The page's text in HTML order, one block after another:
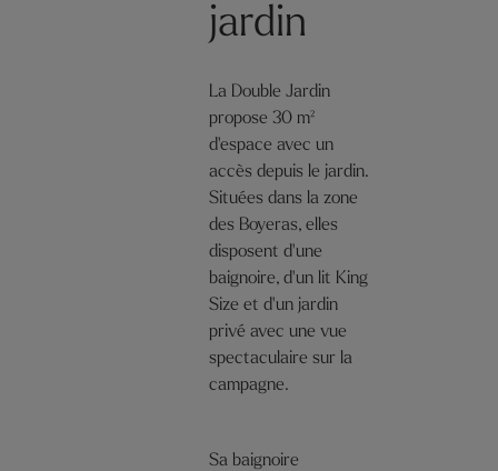
jardin
La Double Jardin
propose 30 m²
d'espace avec un
accès depuis le jardin.
Situées dans la zone
des Boyeras, elles
disposent d'une
baignoire, d'un lit King
Size et d'un jardin
privé avec une vue
spectaculaire sur la
campagne.
Sa baignoire